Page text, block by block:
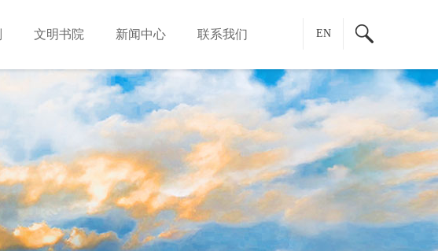
文明书院 新闻中心 联系我们 EN